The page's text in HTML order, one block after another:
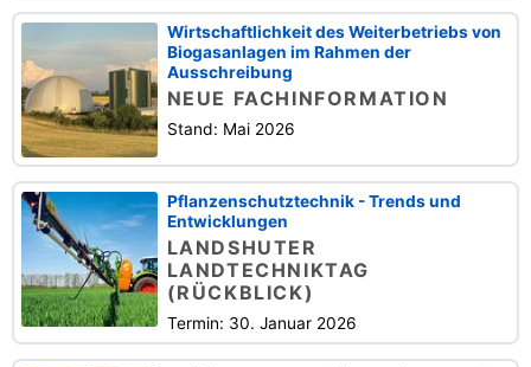
Wirtschaftlichkeit des Weiterbetriebs von
Biogasanlagen im Rahmen der
Ausschreibung
NEUE FACHINFORMATION
Stand: Mai 2026
Pflanzenschutztechnik - Trends und
Entwicklungen
LANDSHUTER
LANDTECHNIKTAG
(RÜCKBLICK)
Termin: 30. Januar 2026